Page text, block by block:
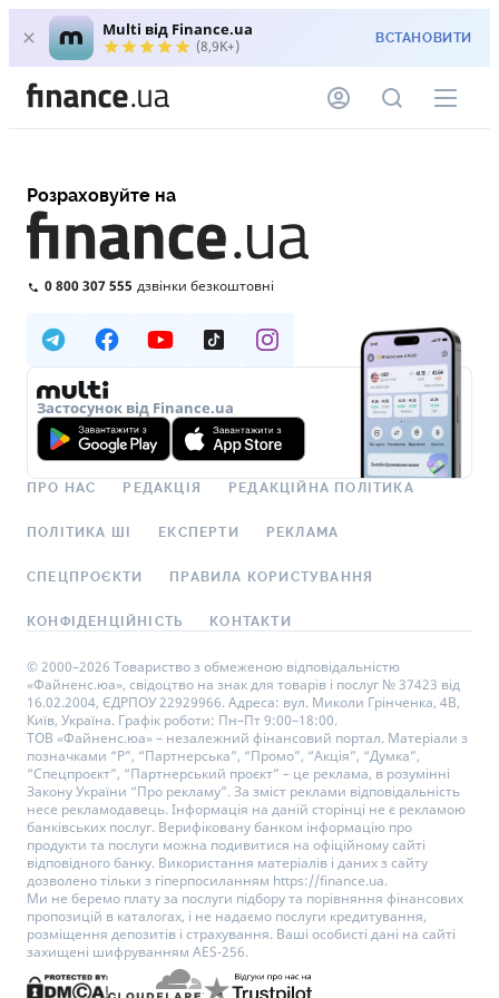
Multi від Finance.ua
(8,9K+) ВСТАНОВИТИ
Розраховуйте на
0 800 307 555 дзвінки безкоштовні
Застосунок від Finance.ua
ПРО НАС РЕДАКЦІЯ РЕДАКЦІЙНА ПОЛІТИКА
ПОЛІТИКА ШІ ЕКСПЕРТИ РЕКЛАМА
СПЕЦПРОЄКТИ ПРАВИЛА КОРИСТУВАННЯ
КОНФІДЕНЦІЙНІСТЬ КОНТАКТИ
© 2000–2026 Товариство з обмеженою відповідальністю
«Файненс.юа», свідоцтво на знак для товарів і послуг № 37423 від
16.02.2004, ЄДРПОУ 22929966. Адреса: вул. Миколи Грінченка, 4В,
Київ, Україна. Графік роботи: Пн–Пт 9:00–18:00.
ТОВ «Файненс.юа» – незалежний фінансовий портал. Матеріали з
позначками “Р”, “Партнерська”, “Промо”, “Акція”, “Думка”,
“Спецпроєкт”, “Партнерський проєкт” – це реклама, в розумінні
Закону України “Про рекламу”. За зміст реклами відповідальність
несе рекламодавець. Інформація на даній сторінці не є рекламою
банківських послуг. Верифіковану банком інформацію про
продукти та послуги можна подивитися на офіційному сайті
відповідного банку. Використання матеріалів і даних з сайту
дозволено тільки з гіперпосиланням https://finance.ua.
Ми не беремо плату за послуги підбору та порівняння фінансових
пропозицій в каталогах, і не надаємо послуги кредитування,
розміщення депозитів і страхування. Ваші особисті дані на сайті
захищені шифруванням AES-256.